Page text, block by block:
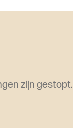
zijn gestopt.